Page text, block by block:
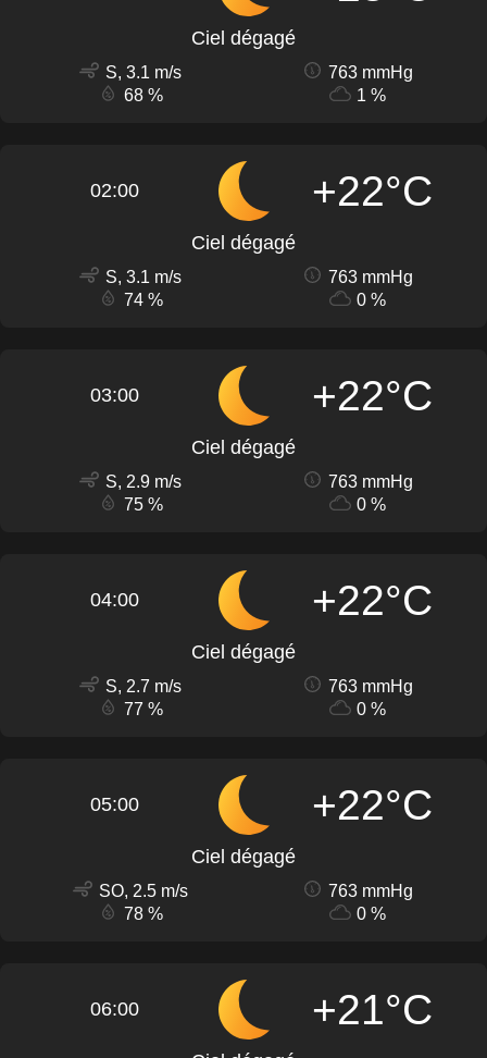
Ciel dégagé
S, 3.1 m/s
763 mmHg
68 %
1 %
02:00 +22°C
Ciel dégagé
S, 3.1 m/s
763 mmHg
74 %
0 %
03:00 +22°C
Ciel dégagé
S, 2.9 m/s
763 mmHg
75 %
0 %
04:00 +22°C
Ciel dégagé
S, 2.7 m/s
763 mmHg
77 %
0 %
05:00 +22°C
Ciel dégagé
SO, 2.5 m/s
763 mmHg
78 %
0 %
06:00 +21°C